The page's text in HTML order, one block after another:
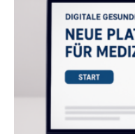
einem Experiment
dafür eine technische
physiologische Daten
übermittelt werden
kann dadurch auch
einbeziehen, auf die
Einfluss nehmen. Das